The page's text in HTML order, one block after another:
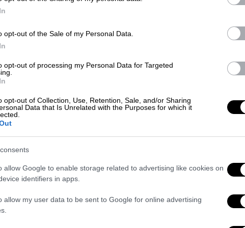
opt-out of the Sale of my Personal Data.
opt-out of processing my Personal Data for Targeted
opt-out of Collection, Use, Retention, Sale, and/or Sharing
Data that Is Unrelated with the Purposes for which it
allow Google to enable storage related to advertising like cookies on
identifiers in apps.
allow my user data to be sent to Google for online advertising
Η μεγαλύτερη μετανάστευση
την ανάσα
Κόσμος| 10.06.2026 09:46
καταυλισμό με 12 νεκρούς -
07/
07/